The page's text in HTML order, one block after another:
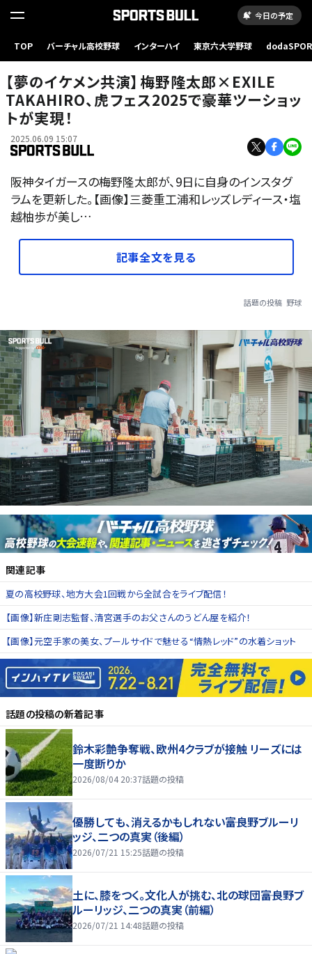
今日の予定
TOP バーチャル高校野球 インターハイ 東京六大学野球
【夢のイケメン共演】梅野隆太郎×EXILE
TAKAHIRO、虎フェス2025で豪華ツーショッ
トが実現！
2025.06.09 15:07
阪神タイガースの梅野隆太郎が、9日に自身のインスタグ
ラムを更新した。【画像】三菱重工浦和レッズレディース・塩
越柚歩が美し…
記事全文を見る
話題の投稿 野球
関連記事
夏の高校野球、地方大会1回戦から全試合をライブ配信！
【画像】新庄剛志監督、清宮選手のお父さんのうどん屋を紹介！
【画像】元空手家の美女、プールサイドで魅せる“情熱レッド”の水着ショット
話題の投稿の新着記事
鈴木彩艶争奪戦、欧州4クラブが接触 リーズには
一度断りか
2026/08/04 20:37話題の投稿
優勝しても、消えるかもしれない――富良野ブルーリ
ッジ、二つの真実（後編）
2026/07/21 15:25話題の投稿
土に、膝をつく。文化人が挑む、北の球団――富良野ブ
ルーリッジ、二つの真実（前編）
2026/07/21 14:48話題の投稿